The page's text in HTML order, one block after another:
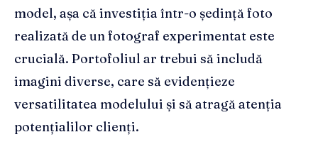
model, așa că investiția într-o ședință foto
realizată de un fotograf experimentat este
crucială. Portofoliul ar trebui să includă
imagini diverse, care să evidențieze
versatilitatea modelului și să atragă atenția
potențialilor clienți.